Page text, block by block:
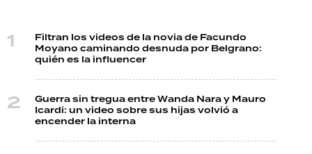
Filtran los videos de la novia de Facundo
Moyano caminando desnuda por Belgrano:
quién es la influencer
Guerra sin tregua entre Wanda Nara y Mauro
Icardi: un video sobre sus hijas volvió a
encender la interna